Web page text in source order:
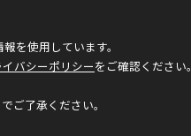
を使用しています。
バシーポリシーをご確認ください。
ご了承ください。